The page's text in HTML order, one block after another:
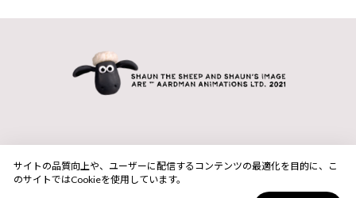
サイトの品質向上や、ユーザーに配信するコンテンツの最適化を目的に、こ
のサイトではCookieを使用しています。